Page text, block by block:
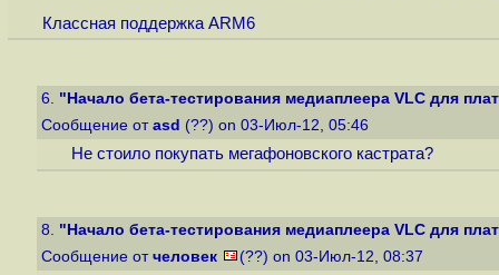
Классная поддержка ARM6
6. "Начало бета-тестирования медиаплеера VLC для
Сообщение от asd (??) on 03-Июл-12, 05:46
Не стоило покупать мегафоновского кастрата?
8. "Начало бета-тестирования медиаплеера VLC для
Сообщение от человек (??) on 03-Июл-12, 08:37